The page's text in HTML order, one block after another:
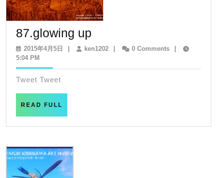
87.glowing up
up
2015年4月5日
2015
日
ken1202ken12020 Comments
5:04 PM
Tweet Tweet
READ FULL